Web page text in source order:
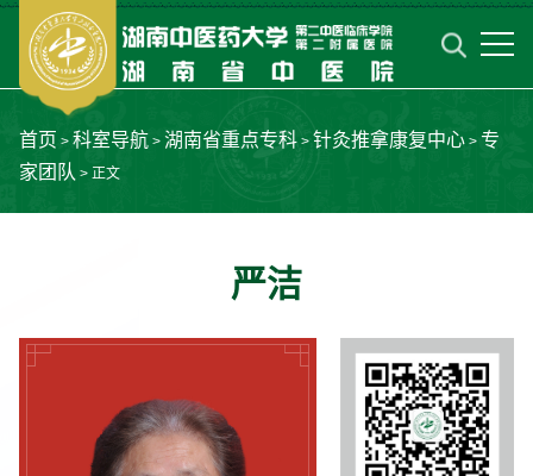
首页 > 科室导航> 湖南省重点专科> 针灸推拿康复中心> 专
家团队 > 正文
严洁